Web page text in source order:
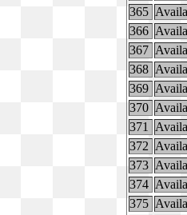
365
366
367
368
369
370
371
372
373
374
375